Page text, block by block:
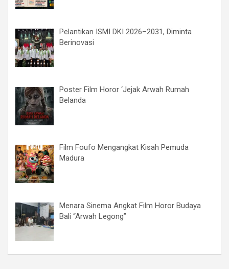
Pelantikan ISMI DKI 2026–2031, Diminta
Berinovasi
Poster Film Horor ‘Jejak Arwah Rumah
Belanda
Film Foufo Mengangkat Kisah Pemuda
Madura
Menara Sinema Angkat Film Horor Budaya
Bali “Arwah Legong”